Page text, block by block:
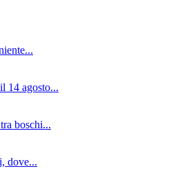
14 agosto...
boschi...
dove...